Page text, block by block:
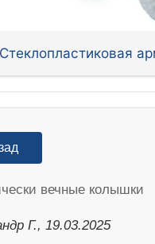
Стеклопластиковая
вечные колышки
Г., 19.03.2025